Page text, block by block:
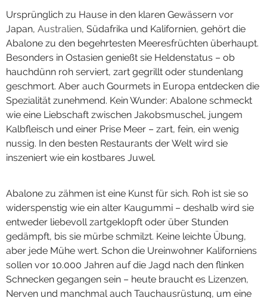
Ursprünglich zu Hause in den klaren Gewässern vor
Japan, Australien, Südafrika und Kalifornien, gehört die
Abalone zu den begehrtesten Meeresfrüchten überhaupt.
Besonders in Ostasien genießt sie Heldenstatus – ob
hauchdünn roh serviert, zart gegrillt oder stundenlang
geschmort. Aber auch Gourmets in Europa entdecken die
Spezialität zunehmend. Kein Wunder: Abalone schmeckt
wie eine Liebschaft zwischen Jakobsmuschel, jungem
Kalbfleisch und einer Prise Meer – zart, fein, ein wenig
nussig. In den besten Restaurants der Welt wird sie
inszeniert wie ein kostbares Juwel.
Abalone zu zähmen ist eine Kunst für sich. Roh ist sie so
widerspenstig wie ein alter Kaugummi – deshalb wird sie
entweder liebevoll zartgeklopft oder über Stunden
gedämpft, bis sie mürbe schmilzt. Keine leichte Übung,
aber jede Mühe wert. Schon die Ureinwohner Kaliforniens
sollen vor 10.000 Jahren auf die Jagd nach den flinken
Schnecken gegangen sein – heute braucht es Lizenzen,
Nerven und manchmal auch Tauchausrüstung, um eine